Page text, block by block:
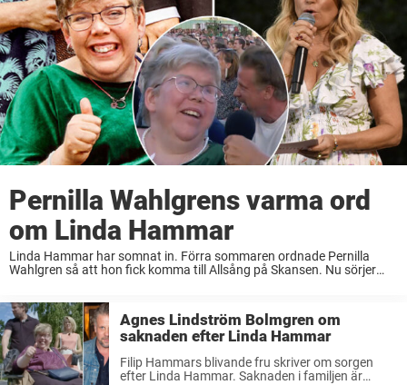
Pernilla Wahlgrens varma ord
om Linda Hammar
Linda Hammar har somnat in. Förra sommaren ordnade Pernilla
Wahlgren så att hon fick komma till Allsång på Skansen. Nu sörjer
Agnes Lindström Bolmgren om
saknaden efter Linda Hammar
Filip Hammars blivande fru skriver om sorgen
efter Linda Hammar. Saknaden i familjen är